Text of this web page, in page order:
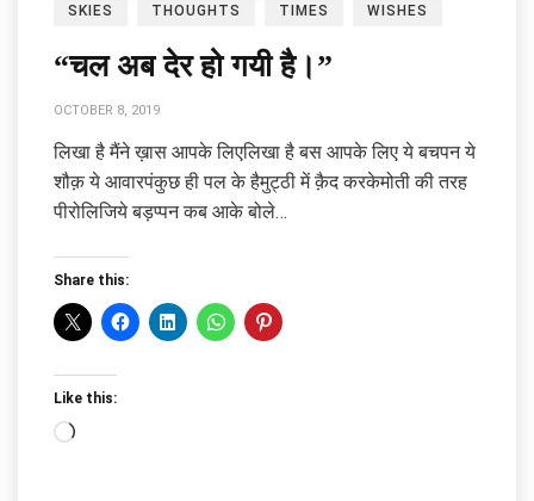
SKIES THOUGHTS TIMES WISHES
“चल अब देर हो गयी है।”
OCTOBER 8, 2019
लिखा है मैंने ख़ास आपके लिएलिखा है बस आपके लिए ये बचपन ये
शौक़ ये आवारपंकुछ ही पल के हैमुट्ठी में क़ैद करकेमोती की तरह
पीरोलिजिये बड़प्पन कब आके बोले…
Share this:
Like this:
Loading…